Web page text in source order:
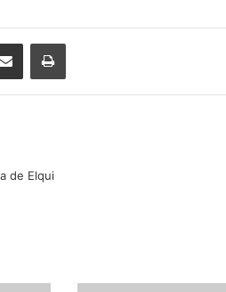
Compartir por correo electrónicoImprimir
de Elqui